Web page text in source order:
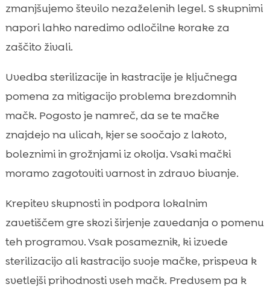
zmanjšujemo število nezaželenih legel. S skupnimi
napori lahko naredimo odločilne korake za
zaščito živali.
Uvedba sterilizacije in kastracije je ključnega
pomena za mitigacijo problema brezdomnih
mačk. Pogosto je namreč, da se te mačke
znajdejo na ulicah, kjer se soočajo z lakoto,
boleznimi in grožnjami iz okolja. Vsaki mački
moramo zagotoviti varnost in zdravo bivanje.
Krepitev skupnosti in podpora lokalnim
zavetiščem gre skozi širjenje zavedanja o pomenu
teh programov. Vsak posameznik, ki izvede
sterilizacijo ali kastracijo svoje mačke, prispeva k
svetlejši prihodnosti vseh mačk. Predvsem pa k